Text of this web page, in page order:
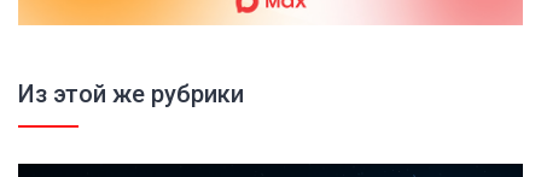
Из этой же рубрики